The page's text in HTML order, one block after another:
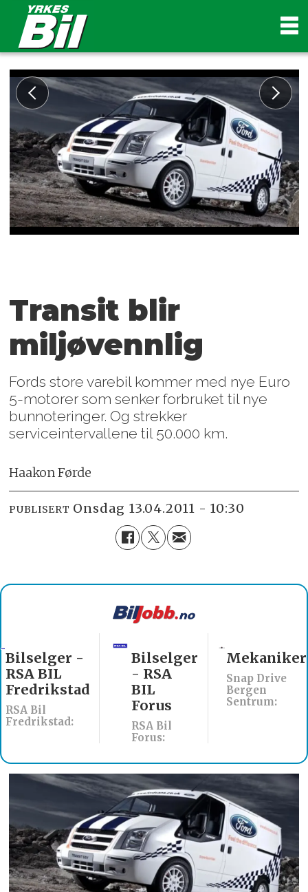
Transit blir
miljøvennlig
Fords store varebil kommer med nye Euro
5-motorer som senker forbruket til nye
bunnoteringer. Og strekker
serviceintervallene til 50.000 km.
Haakon Førde
PUBLISERT onsdag 13.04.2011 - 10:30
RSA Bil
Fredrikstad:
Bilselger -
RSA BIL
Fredrikstad
RSA Bil
Forus:
Bilselger
- RSA
BIL
Forus
Snap Drive
Bergen
Sentrum:
Mekaniker